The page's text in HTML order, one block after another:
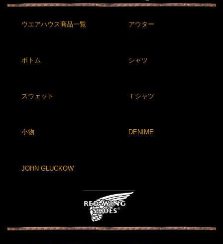
ウエアハウス商品一覧 アウター
ボトム シャツ
スウェット Ｔシャツ
小物 DENIME
JOHN GLUCKOW